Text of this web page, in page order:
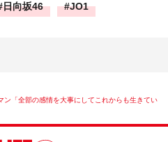
て、BiSのワンマンライブで
て、早く来てほしいって思っ
でほしいって思ってた人。い
に来てくれたと思います。
日向坂46 JO1
「全部の感情を大事にしてこれからも生きてい